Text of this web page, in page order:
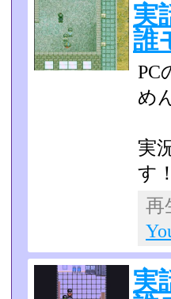
実
誰
PC
め
実
す！
実